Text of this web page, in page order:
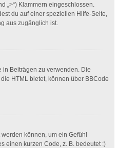
„>“) Klammern eingeschlossen.
du auf einer speziellen Hilfe-Seite,
aus zugänglich ist.
in Beiträgen zu verwenden. Die
HTML bietet, können über BBCode
können, um ein Gefühl
einen kurzen Code, z. B. bedeutet :)